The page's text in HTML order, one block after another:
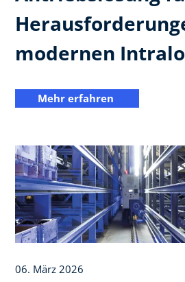
modernen
Mehr erfahren
06. März 2026